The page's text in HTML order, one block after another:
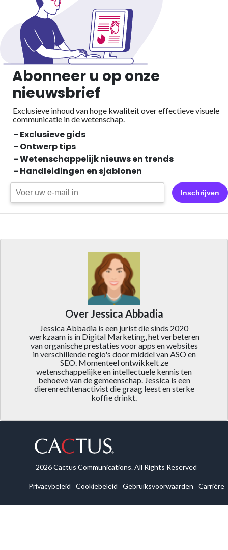
Abonneer u op onze
nieuwsbrief
Exclusieve inhoud van hoge kwaliteit over effectieve visuele
communicatie in de wetenschap.
- Exclusieve gids
- Ontwerp tips
- Wetenschappelijk nieuws en trends
- Handleidingen en sjablonen
Inschrijven
Over Jessica Abbadia
Jessica Abbadia is een jurist die sinds 2020
werkzaam is in Digital Marketing, het verbeteren
van organische prestaties voor apps en websites
in verschillende regio's door middel van ASO en
SEO. Momenteel ontwikkelt ze
wetenschappelijke en intellectuele kennis ten
behoeve van de gemeenschap. Jessica is een
dierenrechtenactivist die graag leest en sterke
koffie drinkt.
2026 Cactus Communications. All Rights Reserved
Privacybeleid Cookiebeleid Gebruiksvoorwaarden Carrière